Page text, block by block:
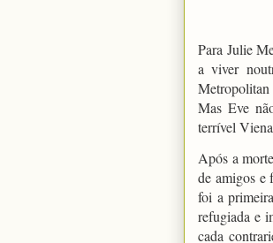
Para Julie
a viver
Metropolitan
Mas Eve
terrível
Após a
de amigos e
foi a
refugiada e
cada